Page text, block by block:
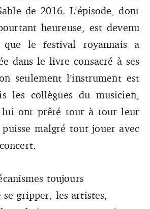
de 2016. L’épisode, dont
heureuse, est devenu
que le festival royannais a
dans le livre consacré à ses
seulement l’instrument est
les collègues du musicien,
ont prêté tour à tour leur
malgré tout jouer avec
toujours
se gripper, les artistes,